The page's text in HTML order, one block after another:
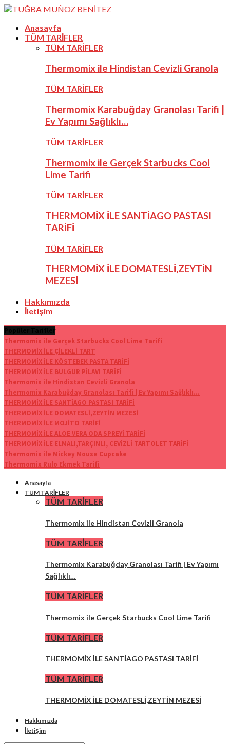
Anasayfa
TÜM TARİFLER
TÜM TARİFLER
Thermomix ile Hindistan Cevizli Granola
TÜM TARİFLER
Thermomix Karabuğday Granolası Tarifi |
Ev Yapımı Sağlıklı…
TÜM TARİFLER
Thermomix ile Gerçek Starbucks Cool
Lime Tarifi
TÜM TARİFLER
THERMOMİX İLE SANTİAGO PASTASI
TARİFİ
TÜM TARİFLER
THERMOMİX İLE DOMATESLİ,ZEYTİN
MEZESİ
Hakkımızda
İletişim
Thermomix ile Gerçek Starbucks Cool Lime Tarifi
THERMOMİX İLE ÇİLEKLİ TART
THERMOMİX İLE KÖSTEBEK PASTA TARİFİ
THERMOMİX İLE BULGUR PİLAVI TARİFİ
Thermomix ile Hindistan Cevizli Granola
Thermomix Karabuğday Granolası Tarifi | Ev Yapımı Sağlıklı...
THERMOMİX İLE SANTİAGO PASTASI TARİFİ
THERMOMİX İLE DOMATESLİ,ZEYTİN MEZESİ
THERMOMİX İLE MOJİTO TARİFİ
THERMOMİX İLE ALOE VERA ODA SPREYİ TARİFİ
THERMOMİX İLE ELMALI,TARÇINLI, CEVİZLİ TARTOLET TARİFİ
Thermomix ile Mickey Mouse Cupcake
Thermomix Rulo Ekmek Tarifi
Anasayfa
TÜM TARİFLER
TÜM TARİFLER
Thermomix ile Hindistan Cevizli Granola
TÜM TARİFLER
Thermomix Karabuğday Granolası Tarifi | Ev Yapımı
Sağlıklı…
TÜM TARİFLER
Thermomix ile Gerçek Starbucks Cool Lime Tarifi
TÜM TARİFLER
THERMOMİX İLE SANTİAGO PASTASI TARİFİ
TÜM TARİFLER
THERMOMİX İLE DOMATESLİ,ZEYTİN MEZESİ
Hakkımızda
İletişim